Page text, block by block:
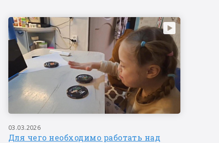
03.03.2026
Для чего необходимо работать над